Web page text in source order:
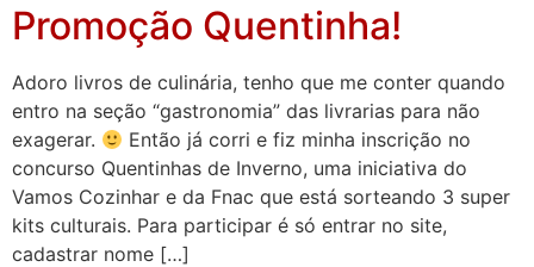
Promoção Quentinha!
Adoro livros de culinária, tenho que me conter quando
entro na seção “gastronomia” das livrarias para não
exagerar.
Então já corri e fiz minha inscrição no
concurso Quentinhas de Inverno, uma iniciativa do
Vamos Cozinhar e da Fnac que está sorteando 3 super
kits culturais. Para participar é só entrar no site,
cadastrar nome […]